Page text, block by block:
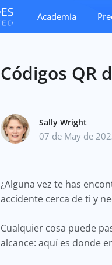
Academia
Códigos QR
Sally Wright
07 de May de
¿Alguna vez te has
accidente cerca de ti y
Cualquier cosa puede
alcance: aquí es donde